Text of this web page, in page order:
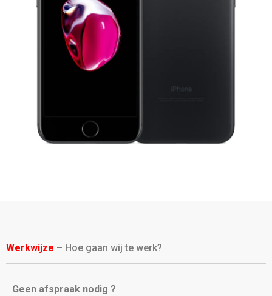
Werkwijze – Hoe gaan wij te werk?
Geen afspraak nodig ?